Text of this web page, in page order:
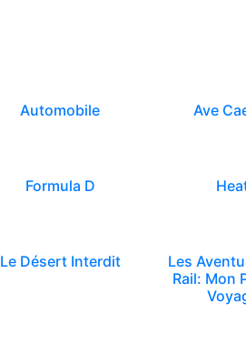
Automobile Ave
Formula D
Le Désert Interdit
Les
Rail: Mon